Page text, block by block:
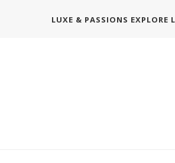
LUXE & PASSIONS EXPLORE